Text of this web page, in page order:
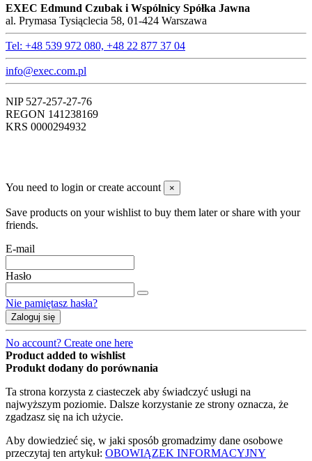
EXEC Edmund Czubak i Wspólnicy Spółka Jawna
al. Prymasa Tysiąclecia 58, 01-424 Warszawa
Tel: +48 539 972 080, +48 22 877 37 04
info@exec.com.pl
NIP 527-257-27-76
REGON 141238169
KRS 0000294932
You need to login or create account ×
Save products on your wishlist to buy them later or share with your
friends.
E-mail
Hasło
Nie pamiętasz hasła?
Zaloguj się
No account? Create one here
Product added to wishlist
Produkt dodany do porównania
Ta strona korzysta z ciasteczek aby świadczyć usługi na
najwyższym poziomie. Dalsze korzystanie ze strony oznacza, że
zgadzasz się na ich użycie.
Aby dowiedzieć się, w jaki sposób gromadzimy dane osobowe
przeczytaj ten artykuł: OBOWIĄZEK INFORMACYJNY